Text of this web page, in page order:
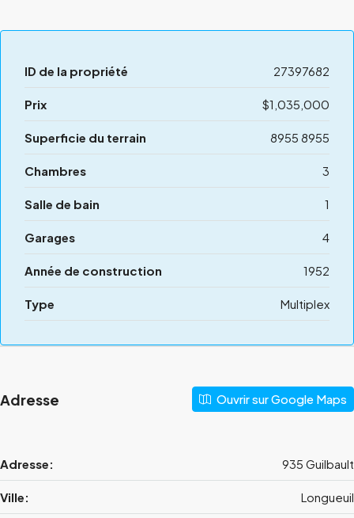
ID de la propriété 27397682
Prix $1,035,000
Superficie du terrain 8955 8955
Chambres 3
Salle de bain 1
Garages 4
Année de construction 1952
Type Multiplex
Adresse Ouvrir sur Google Maps
Adresse: 935 Guilbault
Ville: Longueuil